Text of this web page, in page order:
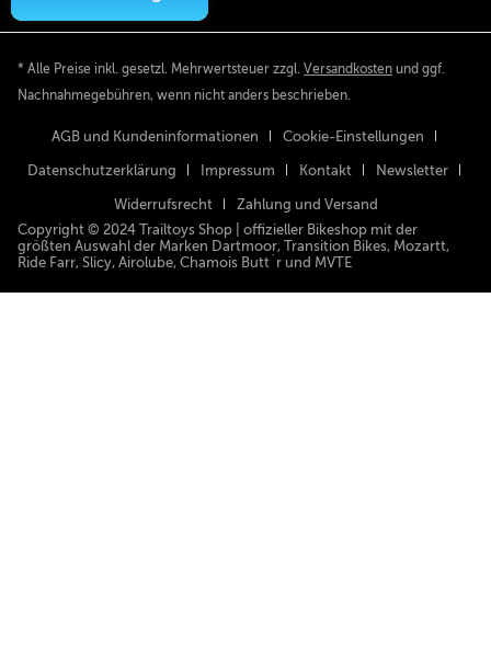
* Alle Preise inkl. gesetzl. Mehrwertsteuer zzgl. Versandkosten und ggf.
Nachnahmegebühren, wenn nicht anders beschrieben.
AGB und Kundeninformationen Cookie-Einstellungen
Datenschutzerklärung Impressum Kontakt Newsletter
Widerrufsrecht
Zahlung und Versand
Copyright © 2024 Trailtoys Shop | offizieller Bikeshop mit der
größten Auswahl der Marken Dartmoor, Transition Bikes, Mozartt,
Ride Farr, Slicy, Airolube, Chamois Butt´r und MVTE